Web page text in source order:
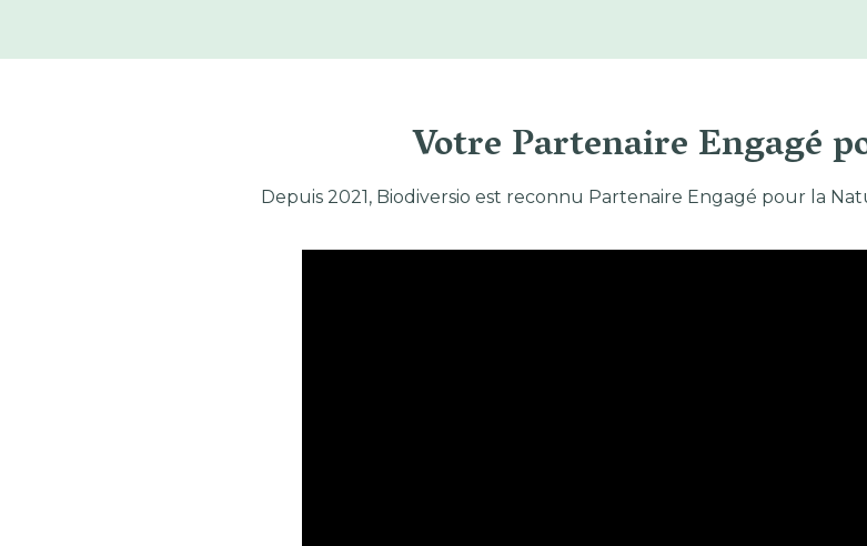
Votre Partenaire Engagé
Depuis 2021, Biodiversio est reconnu Partenaire Engagé pour la